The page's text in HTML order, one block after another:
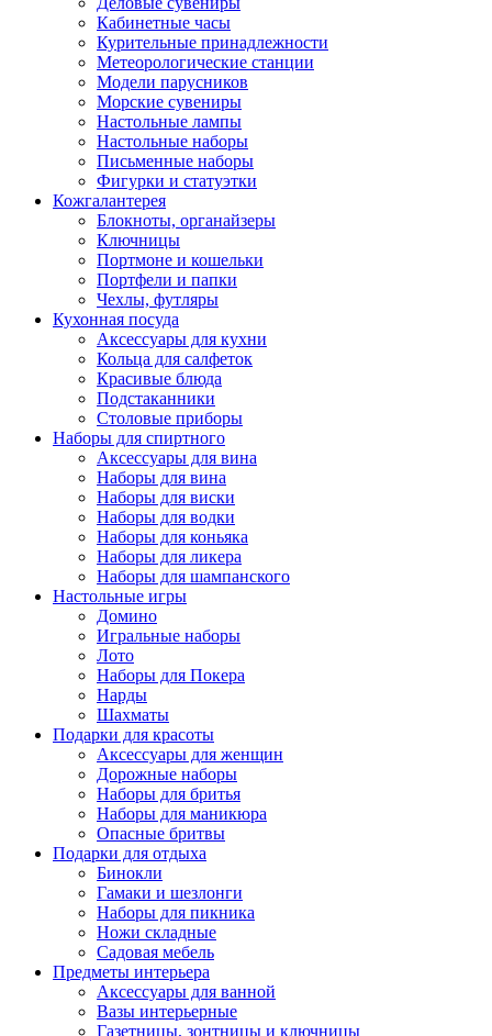
Кабинетные часы
Курительные принадлежности
Метеорологические станции
Модели парусников
Морские сувениры
Настольные лампы
Настольные наборы
Письменные наборы
Фигурки и статуэтки
Кожгалантерея
Блокноты, органайзеры
Ключницы
Портмоне и кошельки
Портфели и папки
Чехлы, футляры
Кухонная посуда
Аксессуары для кухни
Кольца для салфеток
Красивые блюда
Подстаканники
Столовые приборы
Наборы для спиртного
Аксессуары для вина
Наборы для вина
Наборы для виски
Наборы для водки
Наборы для коньяка
Наборы для ликера
Наборы для шампанского
Настольные игры
Домино
Игральные наборы
Лото
Наборы для Покера
Нарды
Шахматы
Подарки для красоты
Аксессуары для женщин
Дорожные наборы
Наборы для бритья
Наборы для маникюра
Опасные бритвы
Подарки для отдыха
Бинокли
Гамаки и шезлонги
Наборы для пикника
Ножи складные
Садовая мебель
Предметы интерьера
Аксессуары для ванной
Вазы интерьерные
Газетницы, зонтницы и ключницы